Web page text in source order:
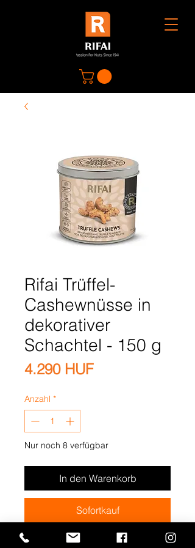
Rifai Trüffel-
Cashewnüsse in
dekorativer
Schachtel - 150 g
4.290 HUFPreis
Anzahl *
Nur noch 8 verfügbar
In den Warenkorb
Sofortkauf
Premium geröstete Trüffel-